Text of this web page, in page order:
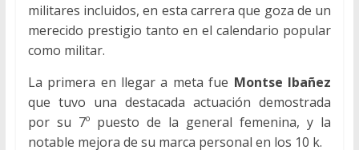
militares incluidos, en esta carrera que goza de un
merecido prestigio tanto en el calendario popular
como militar.
La primera en llegar a meta fue Montse Ibañez
que tuvo una destacada actuación demostrada
por su 7º puesto de la general femenina, y la
notable mejora de su marca personal en los 10 k.